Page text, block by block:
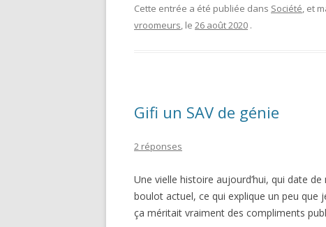
Cette entrée a été publiée dans Société, et
vroomeurs, le 26 août 2020 .
Gifi un SAV de génie
2 réponses
Une vielle histoire aujourd’hui, qui date
boulot actuel, ce qui explique un peu que
ça méritait vraiment des compliments